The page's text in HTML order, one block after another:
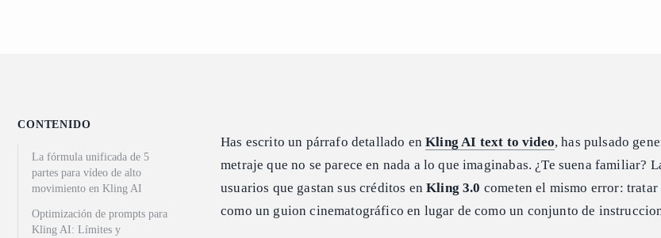
CONTENIDO
La fórmula unificada de 5
partes para vídeo de alto
movimiento en Kling AI
Optimización de prompts para
Kling AI: Límites y
Has escrito un párrafo detallado enKling AI text to video, has pulsado
metraje que no se parece en nada a lo que imaginabas. ¿Te suena familiar?
usuarios que gastan sus créditos enKling 3.0 cometen el mismo error:
como un guion cinematográfico en lugar de como un conjunto de